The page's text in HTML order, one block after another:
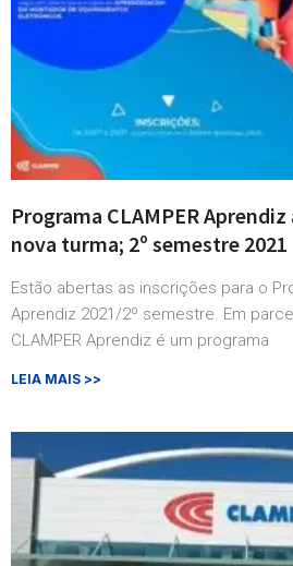
Programa CLAMPER
nova turma; 2º semestre 2021
Estão abertas as inscrições para o
Aprendiz 2021/2º semestre. Em
CLAMPER Aprendiz é um programa
LEIA MAIS >>